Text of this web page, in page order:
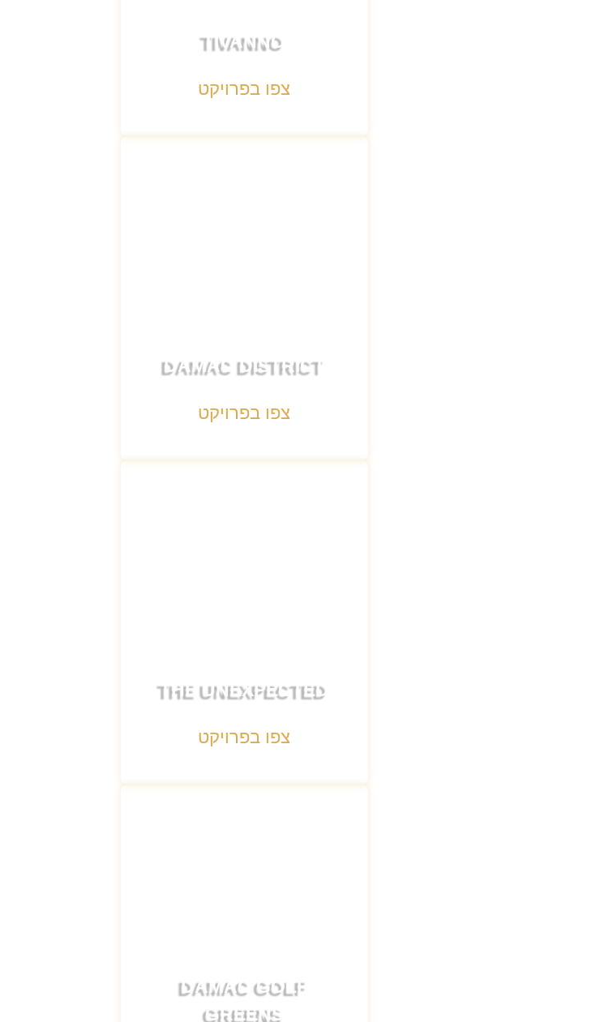
TIVANNO
צפו בפרויקט
DAMAC DISTRICT
צפו בפרויקט
THE UNEXPECTED
צפו בפרויקט
DAMAC GOLF
GREENS